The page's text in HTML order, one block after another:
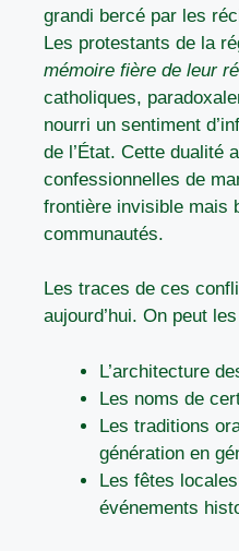
grandi bercé par les
Les protestants de la
mémoire fière de leur
catholiques,
nourri un sentiment
de l’État. Cette dualité
confessionnelles de
frontière invisible mais
communautés.
Les traces de ces
aujourd’hui. On peut
L’architecture
Les noms de
Les traditions
génération en
Les fêtes
événements